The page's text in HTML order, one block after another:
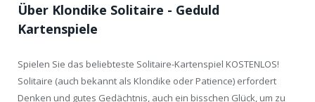
Über Klondike Solitaire - Geduld
Kartenspiele
Spielen Sie das beliebteste Solitaire-Kartenspiel KOSTENLOS!
Solitaire (auch bekannt als Klondike oder Patience) erfordert
Denken und gutes Gedächtnis, auch ein bisschen Glück, um zu